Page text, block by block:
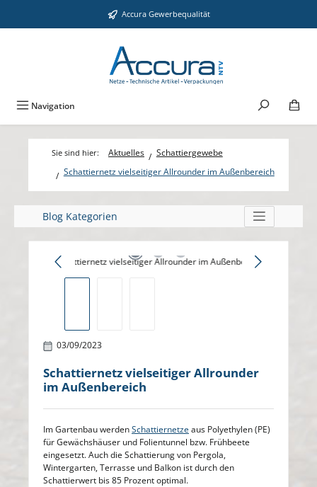
Zum Hauptinhalt springen Accura Gewerbequalität
Navigation
Aktuelles
Schattiergewebe
Schattiernetz vielseitiger Allrounder im Außenbereich
Blog Kategorien
Bildergalerie überspringen
03/09/2023
Schattiernetz vielseitiger Allrounder
im Außenbereich
Im Gartenbau werdenSchattiernetze aus Polyethylen (PE)
für Gewächshäuser und Folientunnel bzw. Frühbeete
eingesetzt. Auch die Schattierung von Pergola,
Wintergarten, Terrasse und Balkon ist durch den
Schattierwert bis 85 Prozent optimal.